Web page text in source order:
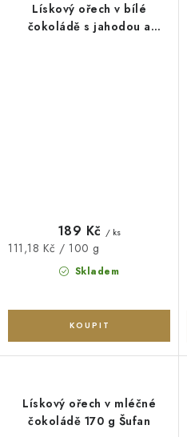
Lískový ořech v bílé
čokoládě s jahodou a
Skladem
189 Kč / ks
Měrná
111,18 Kč / 100 g
Lískový ořech v mléčné
čokoládě 170 g Šufan